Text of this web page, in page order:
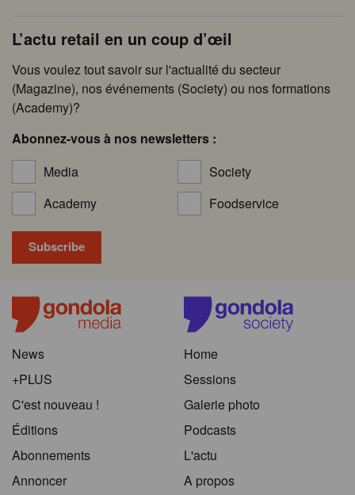
L’actu retail en un coup d’œil
Vous voulez tout savoir sur l'actualité du secteur
(Magazine), nos événements (Society) ou nos formations
(Academy)?
Abonnez-vous à nos newsletters :
Media
Society
Academy
Foodservice
News
+PLUS
C'est nouveau !
Éditions
Abonnements
Annoncer
Home
Sessions
Galerie photo
Podcasts
L'actu
A propos